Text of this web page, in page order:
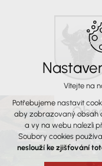
Vítejte na
Potřebujeme nastavit
aby zobrazovaný obsah
a vy na webu nalezli
Soubory cookies
neslouží ke zjišťování